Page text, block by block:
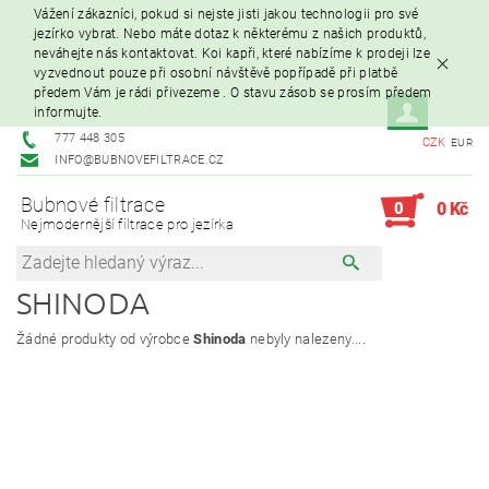
Vážení zákazníci, pokud si nejste jisti jakou technologii pro své
jezírko vybrat. Nebo máte dotaz k některému z našich produktů,
neváhejte nás kontaktovat. Koi kapři, které nabízíme k prodeji lze
vyzvednout pouze při osobní návštěvě popřípadě při platbě
předem Vám je rádi přivezeme . O stavu zásob se prosím předem
informujte.
777 448 305
INFO@BUBNOVEFILTRACE.CZ
CZK EUR
Bubnové filtrace
Nejmodernější filtrace pro jezírka
0 0 Kč
SHINODA
Žádné produkty od výrobceShinoda nebyly nalezeny....